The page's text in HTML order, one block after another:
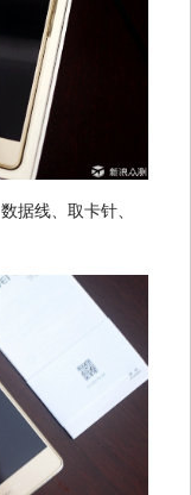
据线、取卡针、